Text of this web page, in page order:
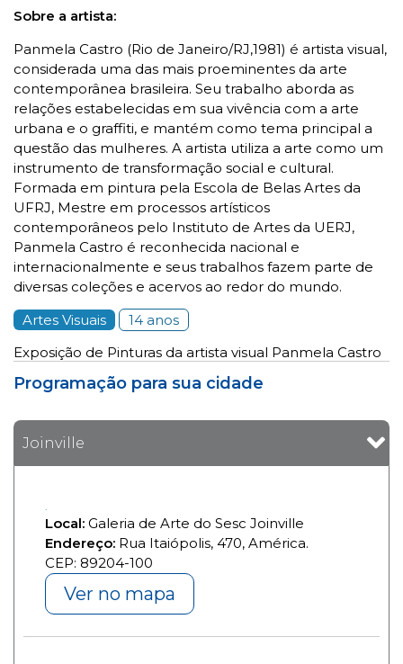
Sobre a artista:
Panmela Castro (Rio de Janeiro/RJ,1981) é artista visual,
considerada uma das mais proeminentes da arte
contemporânea brasileira. Seu trabalho aborda as
relações estabelecidas em sua vivência com a arte
urbana e o graffiti, e mantém como tema principal a
questão das mulheres. A artista utiliza a arte como um
instrumento de transformação social e cultural.
Formada em pintura pela Escola de Belas Artes da
UFRJ, Mestre em processos artísticos
contemporâneos pelo Instituto de Artes da UERJ,
Panmela Castro é reconhecida nacional e
internacionalmente e seus trabalhos fazem parte de
diversas coleções e acervos ao redor do mundo.
Artes Visuais
14 anos
Exposição de Pinturas da artista visual Panmela Castro
Programação para sua cidade
Joinville
Local: Galeria de Arte do Sesc Joinville
Endereço: Rua Itaiópolis, 470, América.
CEP: 89204-100
Ver no mapa